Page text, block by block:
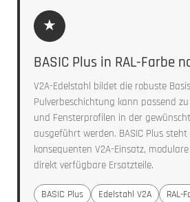
★
BASIC Plus in RAL-Farbe
V2A-Edelstahl bildet die robuste
Pulverbeschichtung kann passend
und Fensterprofilen in der
ausgeführt werden. BASIC Plus
konsequenten V2A-Einsatz,
direkt verfügbare Ersatzteile.
BASIC Plus Edelstahl V2A
RAL-